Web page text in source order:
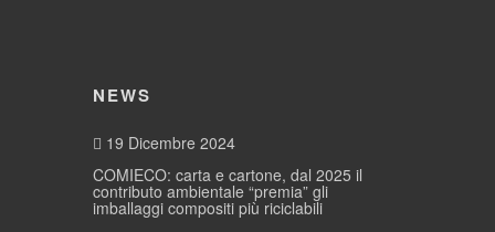
NEWS
19 Dicembre 2024
COMIECO: carta e cartone, dal 2025 il
contributo ambientale “premia” gli
imballaggi compositi più riciclabili